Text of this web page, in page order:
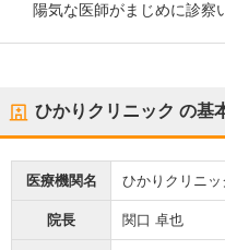
陽気な医師がまじめに診察
ひかりクリニック の基
医療機関名 ひかりクリニッ
院長 関口 卓也